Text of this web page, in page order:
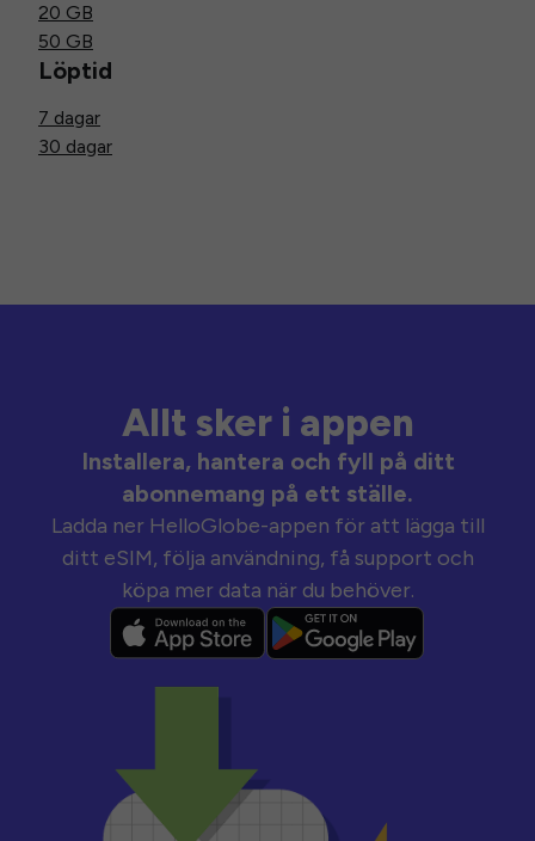
20 GB
50 GB
Löptid
7 dagar
30 dagar
Allt sker i appen
Installera, hantera och fyll på ditt
abonnemang på ett ställe.
Ladda ner HelloGlobe-appen för att lägga till
ditt eSIM, följa användning, få support och
köpa mer data när du behöver.